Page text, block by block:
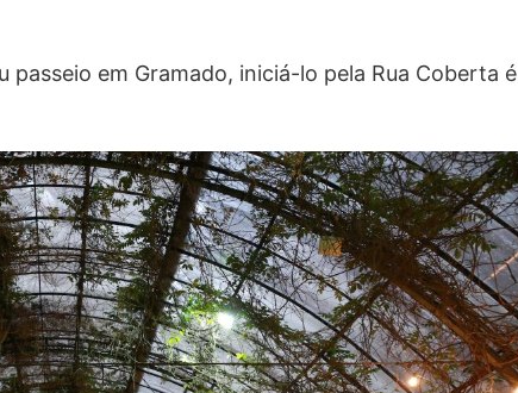
passeio em Gramado, iniciá-lo pela Rua Coberta é